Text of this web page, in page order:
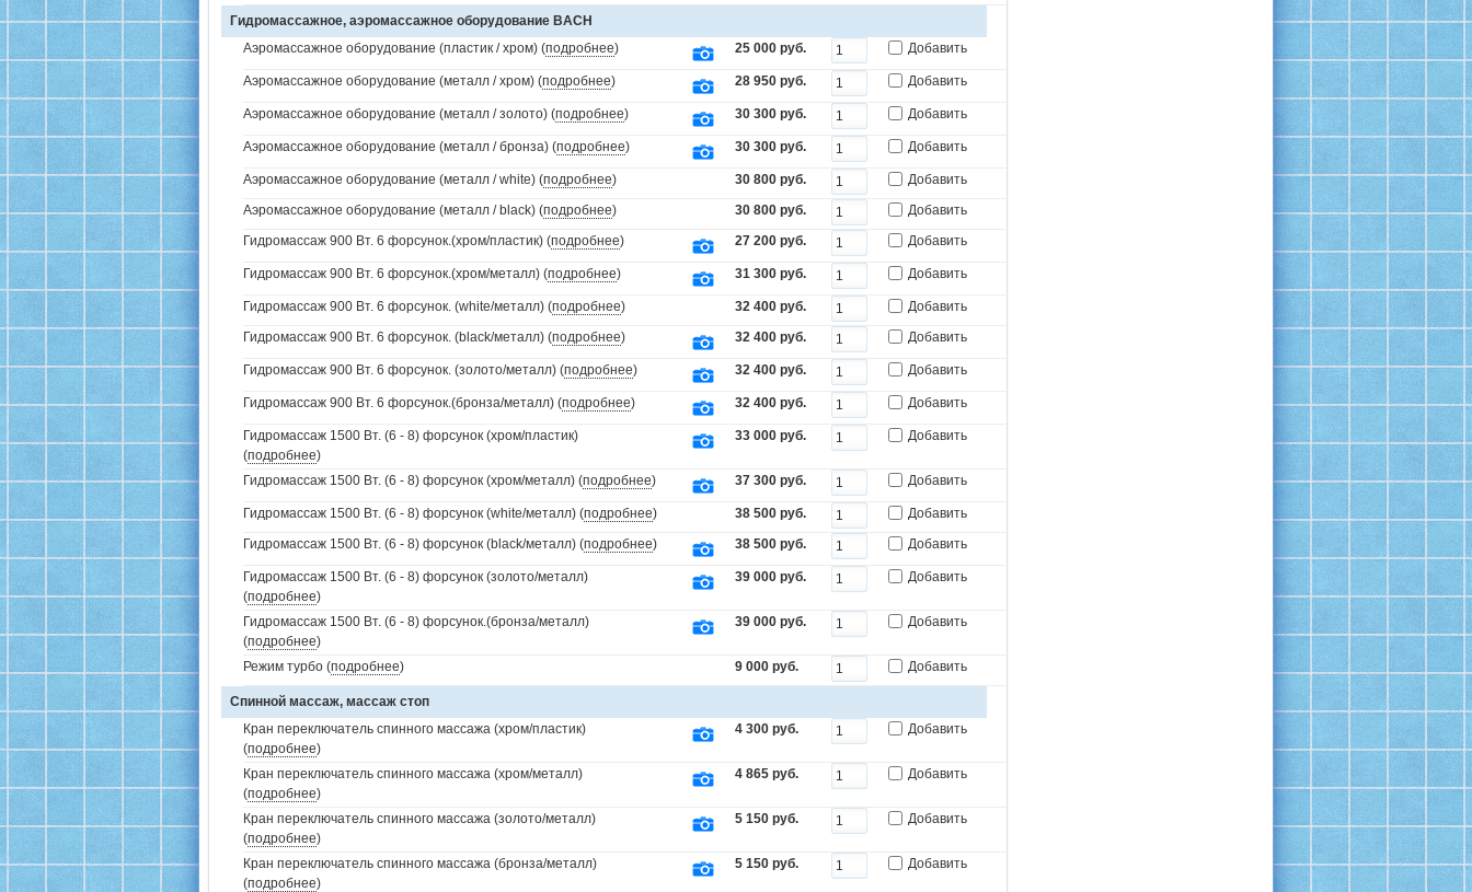
Гидромассажное, аэромассажное оборудование BACH
Аэромассажное оборудование (пластик / хром) (подробнее) 25 000 руб. Добавить
Аэромассажное оборудование (металл / хром) (подробнее) 28 950 руб. Добавить
Аэромассажное оборудование (металл / золото) (подробнее) 30 300 руб. Добавить
Аэромассажное оборудование (металл / бронза) (подробнее) 30 300 руб. Добавить
Аэромассажное оборудование (металл / white) (подробнее) 30 800 руб.
Добавить
Аэромассажное оборудование (металл / black) (подробнее) 30 800 руб.
Добавить
Гидромассаж 900 Вт. 6 форсунок.(хром/пластик) (подробнее) 27 200 руб. Добавить
Гидромассаж 900 Вт. 6 форсунок.(хром/металл) (подробнее) 31 300 руб. Добавить
Гидромассаж 900 Вт. 6 форсунок. (white/металл) (подробнее) 32 400 руб.
Добавить
Гидромассаж 900 Вт. 6 форсунок. (black/металл) (подробнее) 32 400 руб. Добавить
Гидромассаж 900 Вт. 6 форсунок. (золото/металл) (подробнее) 32 400 руб. Добавить
Гидромассаж 900 Вт. 6 форсунок.(бронза/металл) (подробнее) 32 400 руб. Добавить
Гидромассаж 1500 Вт. (6 - 8) форсунок (хром/пластик)
(подробнее)
33 000 руб. Добавить
Гидромассаж 1500 Вт. (6 - 8) форсунок (хром/металл) (подробнее) 37 300 руб. Добавить
Гидромассаж 1500 Вт. (6 - 8) форсунок (white/металл) (подробнее) 38 500 руб.
Добавить
Гидромассаж 1500 Вт. (6 - 8) форсунок (black/металл) (подробнее) 38 500 руб. Добавить
Гидромассаж 1500 Вт. (6 - 8) форсунок (золото/металл)
(подробнее)
39 000 руб. Добавить
Гидромассаж 1500 Вт. (6 - 8) форсунок.(бронза/металл)
(подробнее)
39 000 руб. Добавить
Режим турбо (подробнее) 9 000 руб. Добавить
Спинной массаж, массаж стоп
Кран переключатель спинного массажа (хром/пластик)
(подробнее)
4 300 руб. Добавить
Кран переключатель спинного массажа (хром/металл)
(подробнее)
4 865 руб. Добавить
Кран переключатель спинного массажа (золото/металл)
(подробнее)
5 150 руб. Добавить
Кран переключатель спинного массажа (бронза/металл)
(подробнее)
5 150 руб. Добавить